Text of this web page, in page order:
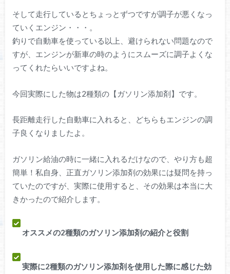
そして走行しているとちょっとずつですが調子が悪くなっ
ていくエンジン・・・。
釣りで自動車を使っている以上、避けられない問題なので
すが、エンジンが新車の時のようにスムーズに調子よくな
ってくれたらいいですよね。
今回実際にした物は2種類の【ガソリン添加剤】です。
長距離走行した自動車に入れると、どちらもエンジンの調
子良くなりましたよ。
ガソリン給油の時に一緒に入れるだけなので、やり方も超
簡単！私自身、正直ガソリン添加剤の効果には疑問を持っ
ていたのですが、実際に使用すると、その効果は本当に大
きかったので紹介します。
オススメの2種類のガソリン添加剤の紹介と役割
実際に2種類のガソリン添加剤を使用した際に感じた効